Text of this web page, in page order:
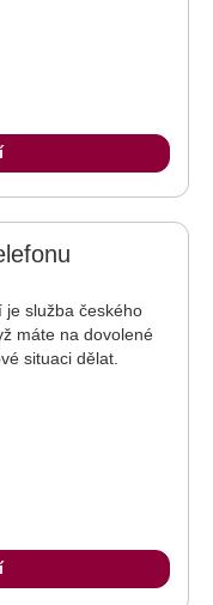
je služba českého
máte na dovolené
situaci dělat.